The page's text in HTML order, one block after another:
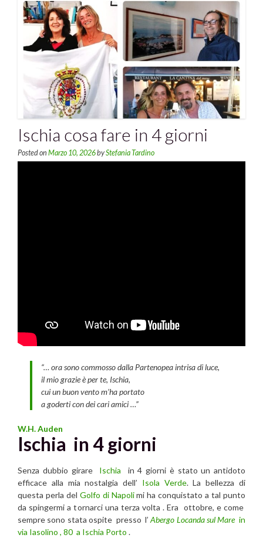
Ischia cosa fare in 4 giorni
Posted on Marzo 10, 2026byStefania Tardino
“… ora sono commosso dalla Partenopea intrisa di luce,
il mio grazie è per te, Ischia,
cui un buon vento m’ha portato
a goderti con dei cari amici …”
W.H. Auden
Ischia in 4 giorni
Senza dubbio girare Ischia in 4 giorni è stato un antidoto
efficace alla mia nostalgia dell’ Isola Verde. La bellezza di
questa perla del Golfo di Napolimi ha conquistato a tal punto
da spingermi a tornarci una terza volta . Era ottobre, e come
sempre sono stata ospite presso l’Abergo Locanda sul Mare in
via Iasolino , 80 a Ischia Porto .